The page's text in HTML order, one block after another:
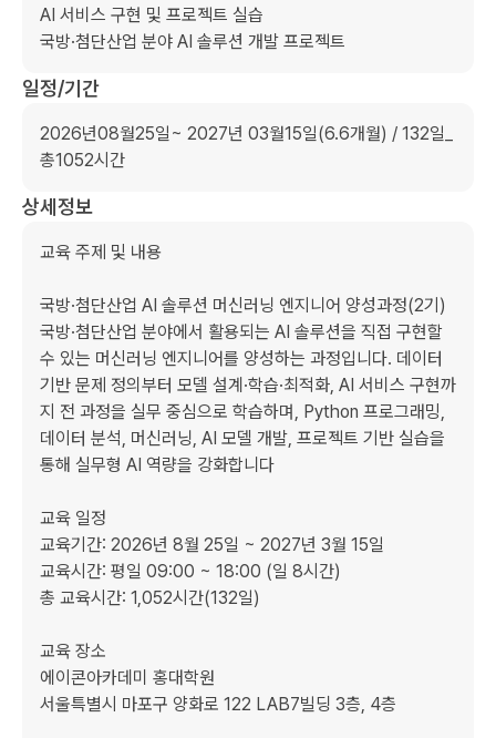
AI 서비스 구현 및 프로젝트 실습
국방·첨단산업 분야 AI 솔루션 개발 프로젝트
일정/기간
2026년08월25일~ 2027년 03월15일(6.6개월) / 132일_
총1052시간
상세정보
교육 주제 및 내용
국방·첨단산업 AI 솔루션 머신러닝 엔지니어 양성과정(2기)
국방·첨단산업 분야에서 활용되는 AI 솔루션을 직접 구현할
수 있는 머신러닝 엔지니어를 양성하는 과정입니다. 데이터
기반 문제 정의부터 모델 설계·학습·최적화, AI 서비스 구현까
지 전 과정을 실무 중심으로 학습하며, Python 프로그래밍,
데이터 분석, 머신러닝, AI 모델 개발, 프로젝트 기반 실습을
통해 실무형 AI 역량을 강화합니다
교육 일정
교육기간: 2026년 8월 25일 ~ 2027년 3월 15일
교육시간: 평일 09:00 ~ 18:00 (일 8시간)
총 교육시간: 1,052시간(132일)
교육 장소
에이콘아카데미 홍대학원
서울특별시 마포구 양화로 122 LAB7빌딩 3층, 4층